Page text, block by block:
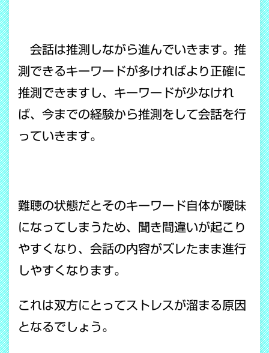
会話は推測しながら進んでいきます。推
測できるキーワードが多ければより正確に
推測できますし、キーワードが少なけれ
ば、今までの経験から推測をして会話を行
っていきます。
難聴の状態だとそのキーワード自体が曖昧
になってしまうため、聞き間違いが起こり
やすくなり、会話の内容がズレたまま進行
しやすくなります。
これは双方にとってストレスが溜まる原因
となるでしょう。